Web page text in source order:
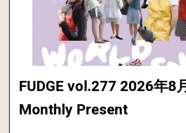
FUDGE vol.277 2026年8
Monthly Present